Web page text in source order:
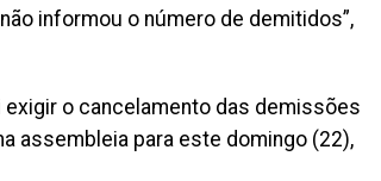
informou o número de demitidos”,
o cancelamento das demissões
assembleia para este domingo (22),